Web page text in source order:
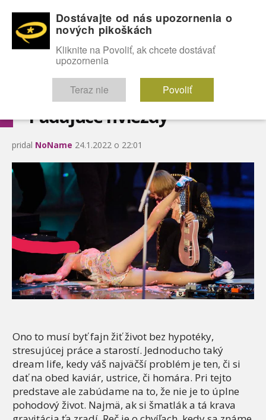
OMG! SEXICE
Padajúce hviezdy
pridal NoName 24.1.2022 o 22:01
Ono to musí byť fajn žiť život bez hypotéky,
stresujúcej práce a starostí. Jednoducho taký
dream life, kedy váš najväčší problém je ten, či si
dať na obed kaviár, ustrice, či homára. Pri tejto
predstave ale zabúdame na to, že nie je to úplne
pohodový život. Najmä, ak si šmatlák a tá krava
Dostávajte od nás upozornenia o
nových pikoškách
Kliknite na Povoliť, ak chcete dostávať
upozornenia
Teraz nie Povoliť